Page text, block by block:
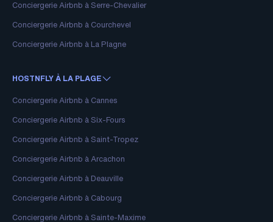
Conciergerie Airbnb à Serre-Chevalier
Conciergerie Airbnb à Courchevel
Conciergerie Airbnb à La Plagne
HOSTNFLY À LA PLAGE
Conciergerie Airbnb à Cannes
Conciergerie Airbnb à Six-Fours
Conciergerie Airbnb à Saint-Tropez
Conciergerie Airbnb à Arcachon
Conciergerie Airbnb à Deauville
Conciergerie Airbnb à Cabourg
Conciergerie Airbnb à Sainte-Maxime